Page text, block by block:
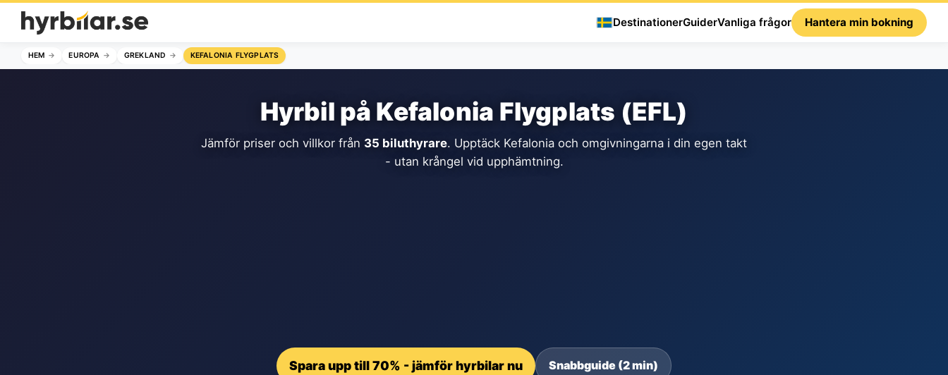
DestinationerGuiderVanliga frågor Hantera min bokning
HEM EUROPA GREKLAND KEFALONIA FLYGPLATS
Hyrbil på Kefalonia Flygplats (EFL)
Jämför priser och villkor från 35 biluthyrare. Upptäck Kefalonia och omgivningarna i din egen takt
- utan krångel vid upphämtning.
Spara upp till 70% - jämför hyrbilar nu Snabbguide (2 min)